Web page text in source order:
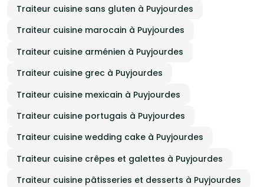
Traiteur cuisine sans gluten à Puyjourdes
Traiteur cuisine marocain à Puyjourdes
Traiteur cuisine arménien à Puyjourdes
Traiteur cuisine grec à Puyjourdes
Traiteur cuisine mexicain à Puyjourdes
Traiteur cuisine portugais à Puyjourdes
Traiteur cuisine wedding cake à Puyjourdes
Traiteur cuisine crêpes et galettes à Puyjourdes
Traiteur cuisine pâtisseries et desserts à Puyjourdes